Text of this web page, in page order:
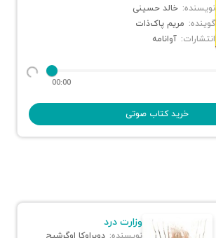
نویسنده: خالد حسینی
گوینده: مریم پاک‌ذات
انتشارات: آوانامه
00:00
خرید کتاب صوتی
وزارت درد